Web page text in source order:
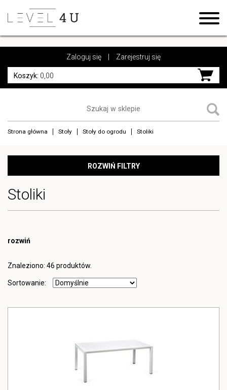
https://www.high-endrolex.com/17
Zaloguj się Zarejestruj się
Koszyk: 0,00
Strona główna Stoły Stoły do ogrodu Stoliki
ROZWIŃ FILTRY
Stoliki
rozwiń
Znaleziono: 46 produktów.
Sortowanie:
https://www.high-endrolex.com/17